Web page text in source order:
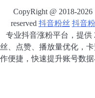
CopyRight @ 2018-
reserved 抖音粉丝 抖音
专业抖音涨粉平台，提供
丝、点赞、播放量优化，
作便捷，快速提升账号数